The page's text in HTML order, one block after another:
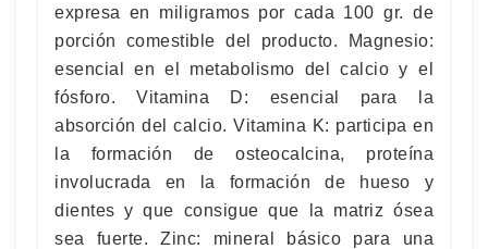
expresa en miligramos por cada 100 gr. de
porción comestible del producto. Magnesio:
esencial en el metabolismo del calcio y el
fósforo. Vitamina D: esencial para la
absorción del calcio. Vitamina K: participa en
la formación de osteocalcina, proteína
involucrada en la formación de hueso y
dientes y que consigue que la matriz ósea
sea fuerte. Zinc: mineral básico para una